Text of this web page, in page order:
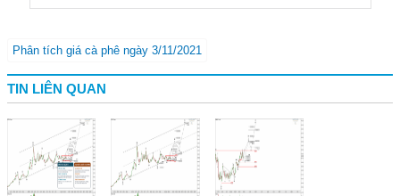
Phân tích giá cà phê ngày 3/11/2021
TIN LIÊN QUAN